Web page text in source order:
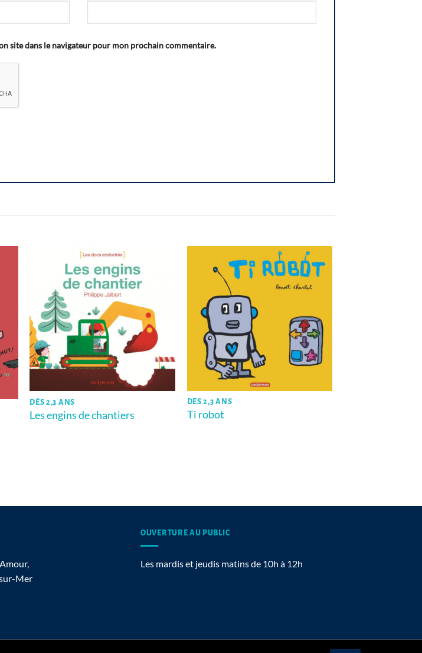
site dans le navigateur pour mon prochain commentaire.
DÈS 2,3 ANS
Les engins de chantiers
DÈS 2,3 ANS
Ti robot
Mer
OUVERTURE AU PUBLIC
Les mardis et jeudis matins de 10h à 12h